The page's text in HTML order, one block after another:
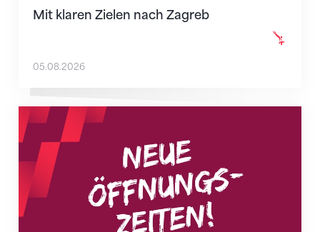
Mit klaren Zielen nach Zagreb
05.08.2026
Neue Empfangszeiten ab 1. August 2026